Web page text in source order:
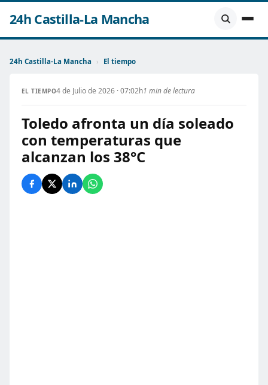
24h Castilla-La Mancha
24h Castilla-La Mancha › El tiempo
EL TIEMPO4 de Julio de 2026 · 07:02h1 min de lectura
Toledo afronta un día soleado
con temperaturas que
alcanzan los 38°C